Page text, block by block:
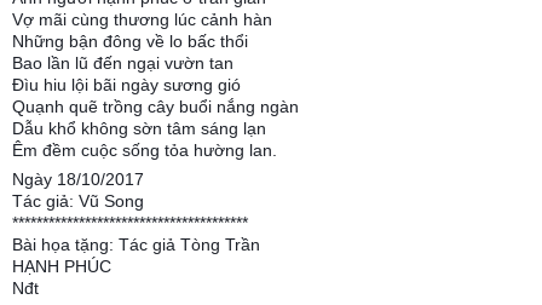
Vợ mãi cùng thương lúc cảnh hàn
Những bận đông về lo bấc thổi
Bao lần lũ đến ngại vườn tan
Đìu hiu lội bãi ngày sương gió
Quạnh quẽ trồng cây buổi nắng ngàn
Dẫu khổ không sờn tâm sáng lạn
Êm đềm cuộc sống tỏa hường lan.
Ngày 18/10/2017
Tác giả: Vũ Song
***************************************
Bài họa tặng: Tác giả Tòng Trần
HẠNH PHÚC
Nđt